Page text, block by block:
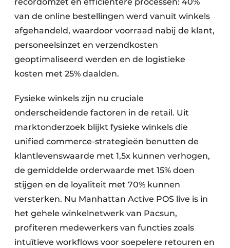
van de online bestellingen werd vanuit winkels
afgehandeld, waardoor voorraad nabij de klant,
personeelsinzet en verzendkosten
geoptimaliseerd werden en de logistieke
kosten met 25% daalden.
Fysieke winkels zijn nu cruciale
onderscheidende factoren in de retail. Uit
marktonderzoek blijkt fysieke winkels die
unified commerce-strategieën benutten de
klantlevenswaarde met 1,5x kunnen verhogen,
de gemiddelde orderwaarde met 15% doen
stijgen en de loyaliteit met 70% kunnen
versterken. Nu Manhattan Active POS live is in
het gehele winkelnetwerk van Pacsun,
profiteren medewerkers van functies zoals
intuïtieve workflows voor soepelere retouren en